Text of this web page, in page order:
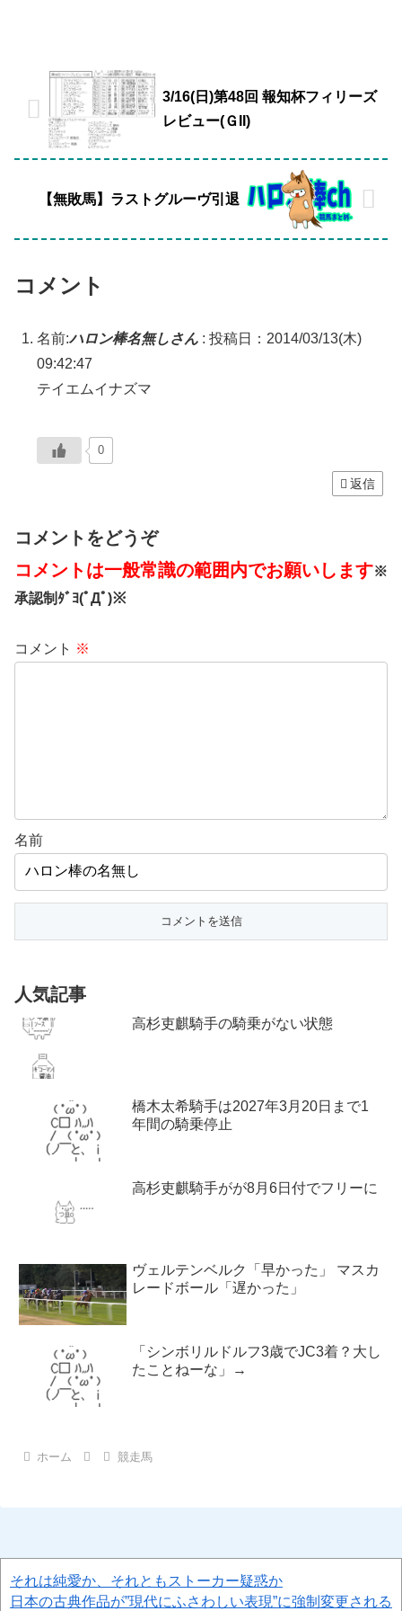
3/16(日)第48回 報知杯フィリーズ
レビュー(ＧII)
【無敗馬】ラストグルーヴ引退
コメント
名前:ハロン棒名無しさん : 投稿日：2014/03/13(木)
09:42:47
テイエムイナズマ
0
返信
コメントをどうぞ
コメントは一般常識の範囲内でお願いします※
承認制ﾀﾞﾖ(ﾟДﾟ)※
コメント ※
名前
人気記事
高杉吏麒騎手の騎乗がない状態
橋木太希騎手は2027年3月20日まで1
年間の騎乗停止
高杉吏麒騎手がが8月6日付でフリーに
ヴェルテンベルク「早かった」 マスカ
レードボール「遅かった」
「シンボリルドルフ3歳でJC3着？大し
たことねーな」→
ホーム 競走馬
それは純愛か、それともストーカー疑惑か
日本の古典作品が”現代にふさわしい表現”に強制変更される